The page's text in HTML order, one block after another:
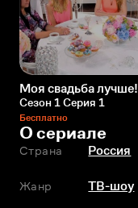
Моя свадьба лучше!
Сезон 1 Серия 1
Бесплатно
О сериале
Страна Россия
Жанр ТВ-шоу